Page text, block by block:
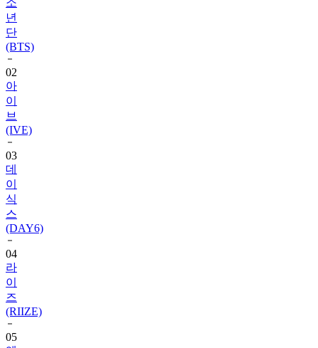
단
(BTS)
02
아
이
브
(IVE)
03
데
이
식
스
(DAY6)
04
라
이
즈
(RIIZE)
05
엔
시